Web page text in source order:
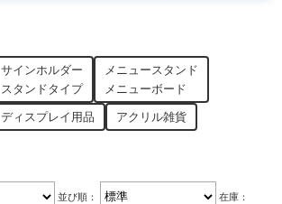
サインホルダー
スタンドタイプ
メニュースタンド
メニューボード
ディスプレイ用品 アクリル雑貨
並び順： 在庫：